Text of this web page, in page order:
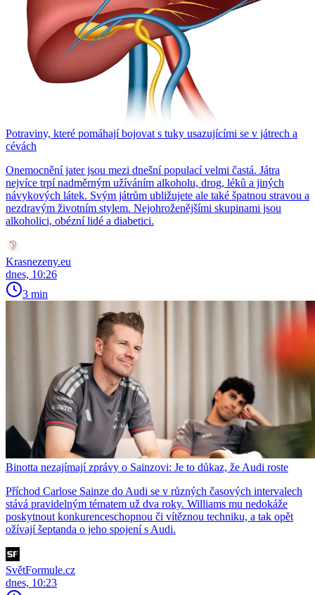
Potraviny, které pomáhají bojovat s tuky usazujícími se v játrech a
cévách
Onemocnění jater jsou mezi dnešní populací velmi častá. Játra
nejvíce trpí nadměrným užíváním alkoholu, drog, léků a jiných
návykových látek. Svým játrům ubližujete ale také špatnou stravou a
nezdravým životním stylem. Nejohroženějšími skupinami jsou
alkoholici, obézní lidé a diabetici.
Krasnezeny.eu
dnes, 10:26
3 min
Binotta nezajímají zprávy o Sainzovi: Je to důkaz, že Audi roste
Příchod Carlose Sainze do Audi se v různých časových intervalech
stává pravidelným tématem už dva roky. Williams mu nedokáže
poskytnout konkurenceschopnou či vítěznou techniku, a tak opět
ožívají šeptanda o jeho spojení s Audi.
SvětFormule.cz
dnes, 10:23